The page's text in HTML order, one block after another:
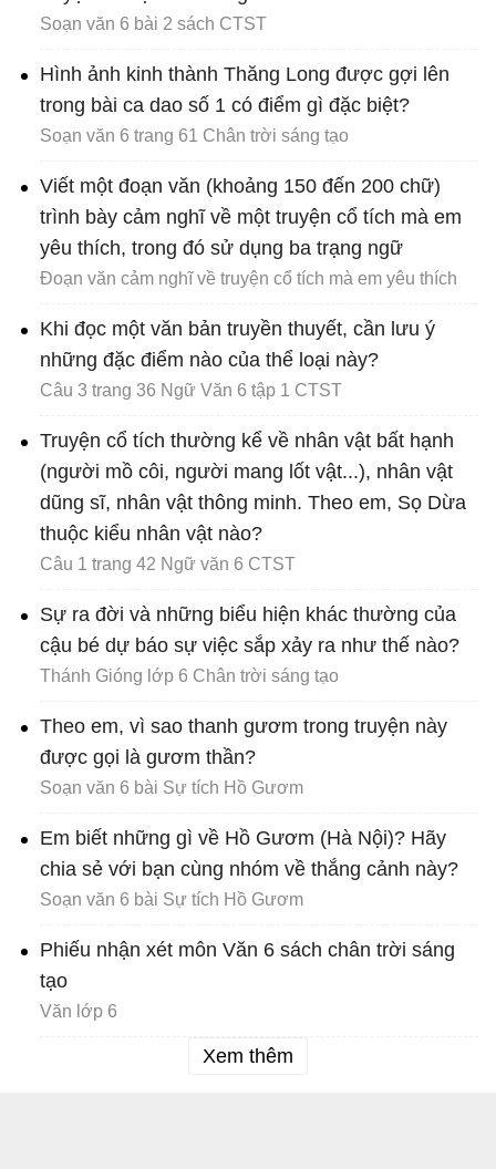
Soạn văn 6 bài 2 sách CTST
Hình ảnh kinh thành Thăng Long được gợi lên
trong bài ca dao số 1 có điểm gì đặc biệt?
Soạn văn 6 trang 61 Chân trời sáng tạo
Viết một đoạn văn (khoảng 150 đến 200 chữ)
trình bày cảm nghĩ về một truyện cổ tích mà em
yêu thích, trong đó sử dụng ba trạng ngữ
Đoạn văn cảm nghĩ về truyện cổ tích mà em yêu thích
Khi đọc một văn bản truyền thuyết, cần lưu ý
những đặc điểm nào của thể loại này?
Câu 3 trang 36 Ngữ Văn 6 tập 1 CTST
Truyện cổ tích thường kể về nhân vật bất hạnh
(người mồ côi, người mang lốt vật...), nhân vật
dũng sĩ, nhân vật thông minh. Theo em, Sọ Dừa
thuộc kiểu nhân vật nào?
Câu 1 trang 42 Ngữ văn 6 CTST
Sự ra đời và những biểu hiện khác thường của
cậu bé dự báo sự việc sắp xảy ra như thế nào?
Thánh Gióng lớp 6 Chân trời sáng tạo
Theo em, vì sao thanh gươm trong truyện này
được gọi là gươm thần?
Soạn văn 6 bài Sự tích Hồ Gươm
Em biết những gì về Hồ Gươm (Hà Nội)? Hãy
chia sẻ với bạn cùng nhóm về thắng cảnh này?
Soạn văn 6 bài Sự tích Hồ Gươm
Phiếu nhận xét môn Văn 6 sách chân trời sáng
tạo
Văn lớp 6
Xem thêm